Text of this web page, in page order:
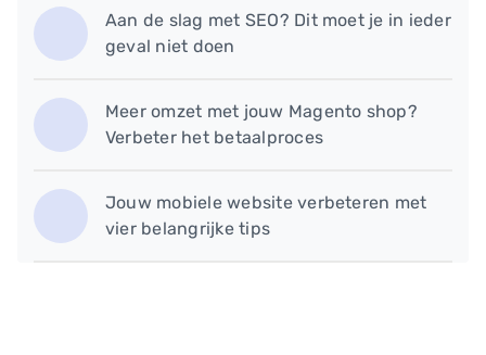
Aan de slag met SEO? Dit moet je in ieder
geval niet doen
Meer omzet met jouw Magento shop?
Verbeter het betaalproces
​Jouw mobiele website verbeteren met
vier belangrijke tips